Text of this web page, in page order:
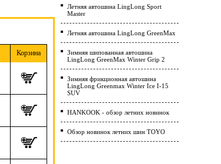
Корзина
Летняя автошина LingLong Sport
Master
Летняя автошина LingLong GreenMax
Зимняя шипованная автошина
LingLong GreenMax Winter Grip 2
Зимняя фрикционная автошина
LingLong Greenmax Winter Ice I-15
SUV
HANKOOK - обзор летних новинок
Обзор новинок летних шин TOYO